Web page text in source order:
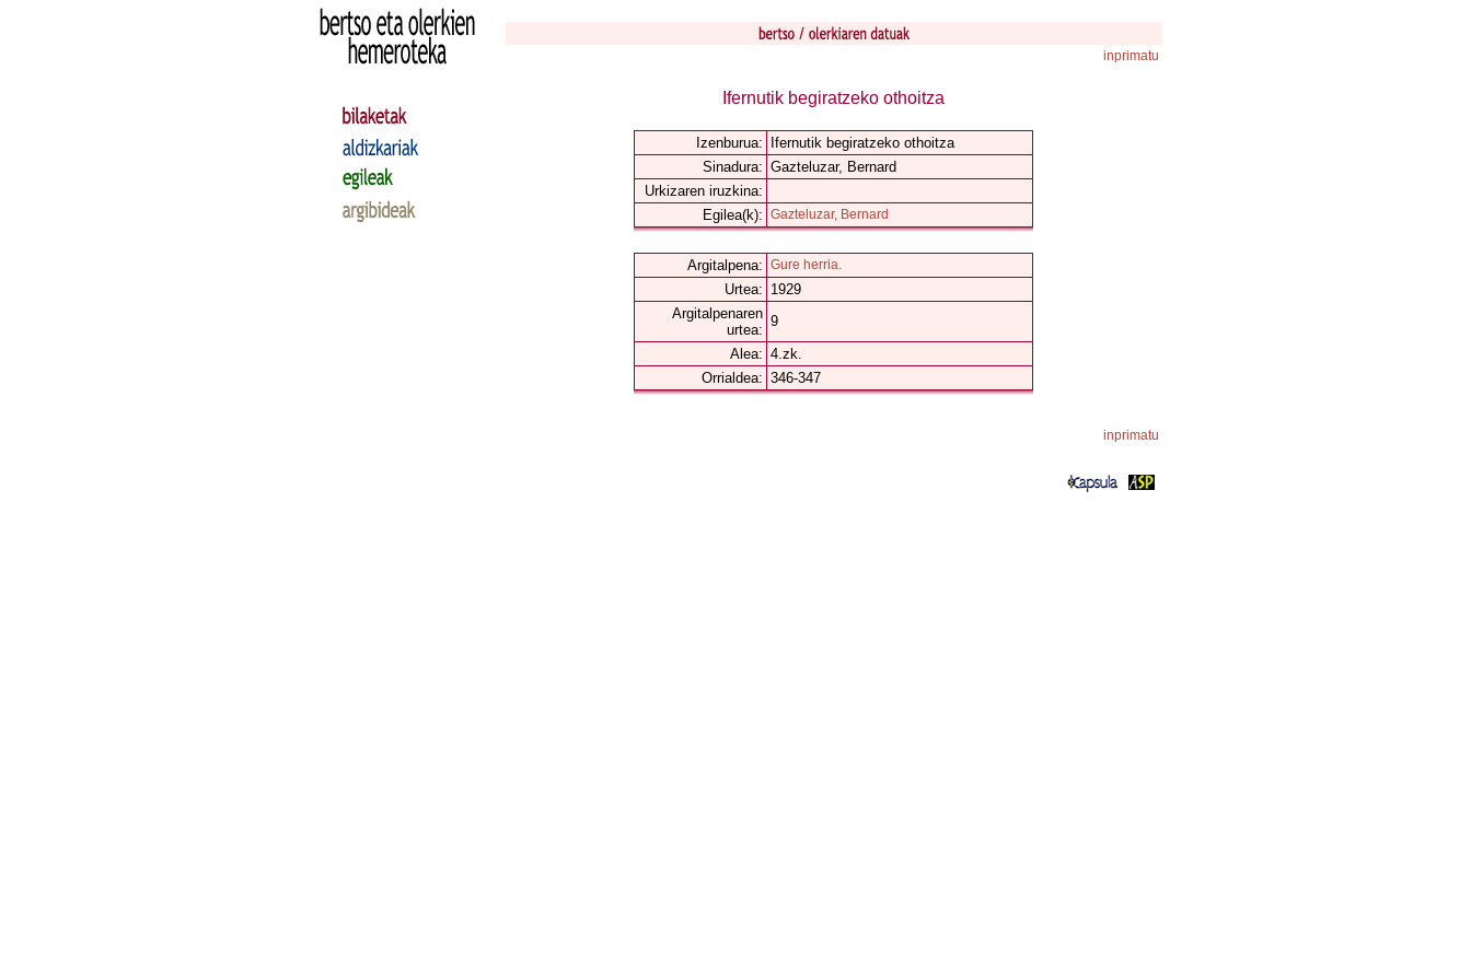
inprimatu
Ifernutik begiratzeko othoitza
Izenburua:
Ifernutik begiratzeko othoitza
Sinadura: Gazteluzar, Bernard
Urkizaren iruzkina:
Egilea(k): Gazteluzar, Bernard
Argitalpena: Gure herria.
Urtea: 1929
Argitalpenaren
urtea:
9
Alea: 4.zk.
Orrialdea: 346-347
inprimatu